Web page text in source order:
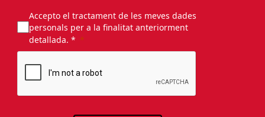
Accepto el tractament de les meves dades
personals per a la finalitat anteriorment
detallada. *